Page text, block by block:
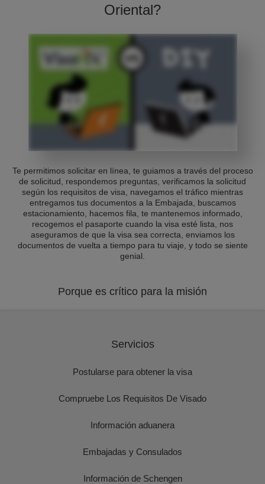
Oriental?
Te permitimos solicitar en línea, te guiamos a través del proceso
de solicitud, respondemos preguntas, verificamos la solicitud
según los requisitos de visa, navegamos el tráfico mientras
entregamos tus documentos a la Embajada, buscamos
estacionamiento, hacemos fila, te mantenemos informado,
recogemos el pasaporte cuando la visa esté lista, nos
aseguramos de que la visa sea correcta, enviamos los
documentos de vuelta a tiempo para tu viaje, y todo se siente
genial.
Porque es crítico para la misión
Servicios
Postularse para obtener la visa
Compruebe Los Requisitos De Visado
Información aduanera
Embajadas y Consulados
Información de Schengen